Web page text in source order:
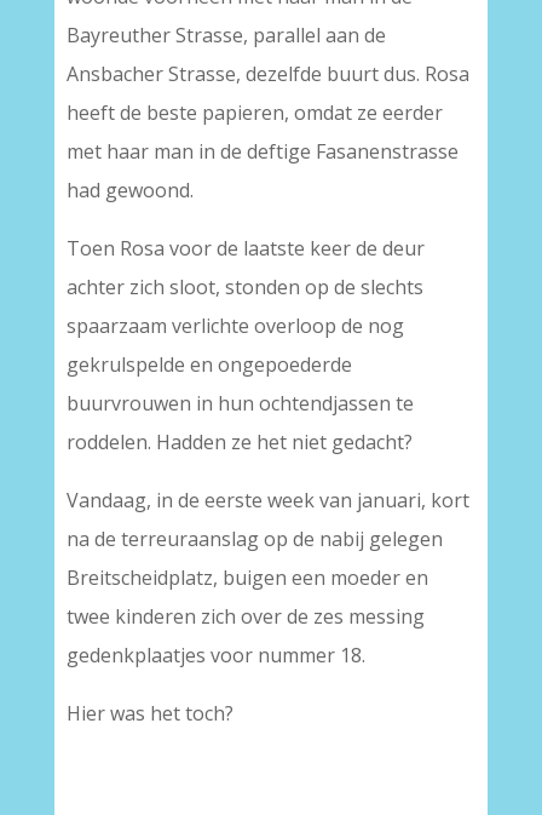
Bayreuther Strasse, parallel aan de
Ansbacher Strasse, dezelfde buurt dus. Rosa
heeft de beste papieren, omdat ze eerder
met haar man in de deftige Fasanenstrasse
had gewoond.
Toen Rosa voor de laatste keer de deur
achter zich sloot, stonden op de slechts
spaarzaam verlichte overloop de nog
gekrulspelde en ongepoederde
buurvrouwen in hun ochtendjassen te
roddelen. Hadden ze het niet gedacht?
Vandaag, in de eerste week van januari, kort
na de terreuraanslag op de nabij gelegen
Breitscheidplatz, buigen een moeder en
twee kinderen zich over de zes messing
gedenkplaatjes voor nummer 18.
Hier was het toch?